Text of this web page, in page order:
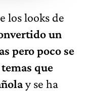
los looks de
un
pero poco se
que
y se ha